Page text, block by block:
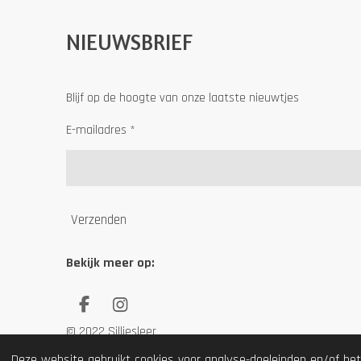
NIEUWSBRIEF
Blijf op de hoogte van onze laatste nieuwtjes
E-mailadres *
Verzenden
Bekijk meer op:
F
a
I
n
© 2022 Silliesleer